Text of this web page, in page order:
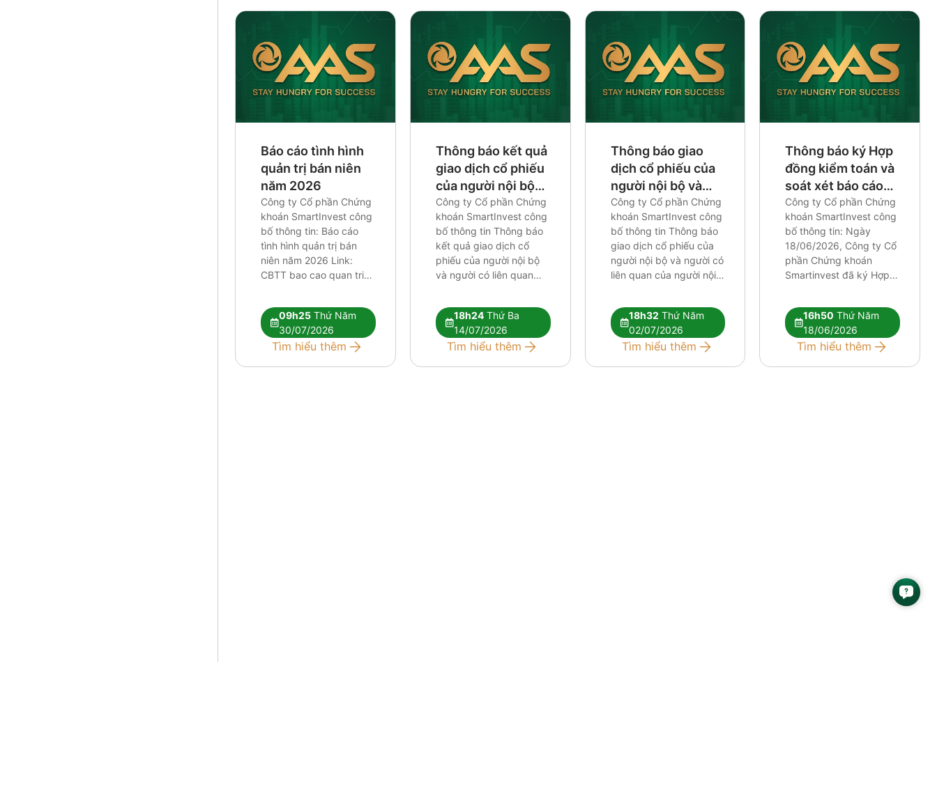
Báo cáo tình hình
quản trị bán niên
năm 2026
Công ty Cổ phần Chứng
khoán SmartInvest công
bố thông tin: Báo cáo
tình hình quản trị bán
niên năm 2026 Link:
CBTT bao cao quan tri
09h25 Thứ Năm
30/07/2026
Tìm hiểu thêm
Thông báo kết quả
giao dịch cổ phiếu
của người nội bộ
và người có liên
quan của người nội
bộ
Công ty Cổ phần Chứng
khoán SmartInvest công
bố thông tin Thông báo
kết quả giao dịch cổ
phiếu của người nội bộ
và người có liên quan
bat thuong Thong bao
ket qua thuc hien giao
dich_CBTT
18h24Thứ Ba
14/07/2026
Tìm hiểu thêm
Thông báo giao
dịch cổ phiếu của
người nội bộ và
người có liên quan
của người nội bộ
Công ty Cổ phần Chứng
khoán SmartInvest công
bố thông tin Thông báo
giao dịch cổ phiếu của
người nội bộ và người có
liên quan của người nội
Thong bao truoc giao
dich ban
18h32 Thứ Năm
02/07/2026
Tìm hiểu thêm
Thông báo ký Hợp
đồng kiểm toán và
soát xét báo cáo
tài chính, báo cáo
tỷ lệ an toàn tài
chính
Công ty Cổ phần Chứng
khoán SmartInvest công
bố thông tin: Ngày
18/06/2026, Công ty Cổ
phần Chứng khoán
Smartinvest đã ký Hợp
báo cáo tỷ lệ an toàn tài
chính với Công ty TNHH
Kiểm toán và định giá
16h50 Thứ Năm
18/06/2026
Tìm hiểu thêm